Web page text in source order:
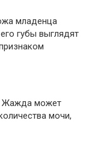
младенца
губы выглядят
Жажда может
мочи,